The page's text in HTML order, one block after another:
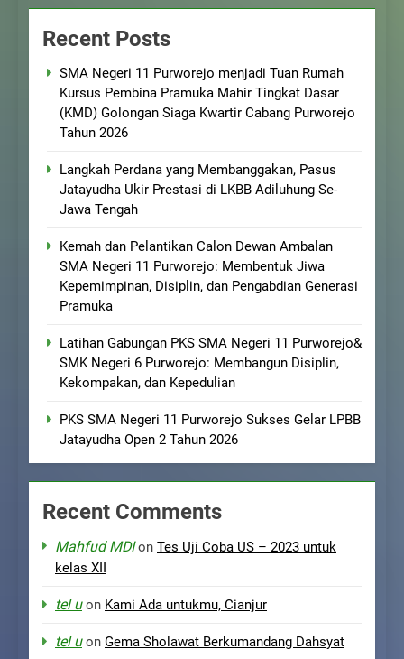
Recent Posts
SMA Negeri 11 Purworejo menjadi Tuan Rumah
Kursus Pembina Pramuka Mahir Tingkat Dasar
(KMD) Golongan Siaga Kwartir Cabang Purworejo
Tahun 2026
Langkah Perdana yang Membanggakan, Pasus
Jatayudha Ukir Prestasi di LKBB Adiluhung Se-
Jawa Tengah
Kemah dan Pelantikan Calon Dewan Ambalan
SMA Negeri 11 Purworejo: Membentuk Jiwa
Kepemimpinan, Disiplin, dan Pengabdian Generasi
Pramuka
Latihan Gabungan PKS SMA Negeri 11 Purworejo&
SMK Negeri 6 Purworejo: Membangun Disiplin,
Kekompakan, dan Kepedulian
PKS SMA Negeri 11 Purworejo Sukses Gelar LPBB
Jatayudha Open 2 Tahun 2026
Recent Comments
Mahfud MDIon Tes Uji Coba US – 2023 untuk
kelas XII
tel uon Kami Ada untukmu, Cianjur
tel uon Gema Sholawat Berkumandang Dahsyat